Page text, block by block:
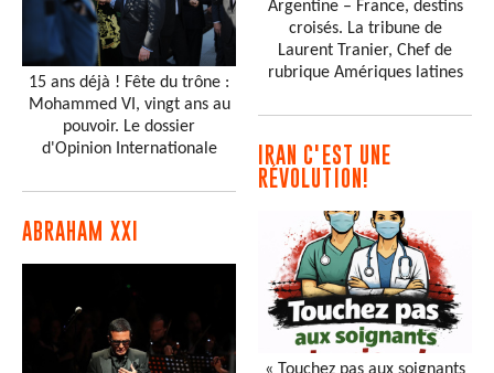
15 ans déjà ! Fête du trône :
Mohammed VI, vingt ans au
pouvoir. Le dossier
d'Opinion Internationale
ABRAHAM XXI
Argentine – France, destins
croisés. La tribune de
Laurent Tranier, Chef de
rubrique Amériques latines
IRAN C'EST UNE
RÉVOLUTION!